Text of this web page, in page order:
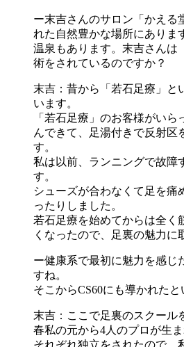
ー末吉さんのサロン「かえる
れた自然豊かな場所にありま
温泉もあります。末吉さんは
術をされているのですか？
末吉：昔から「若石足療」と
います。
「若石足療」のお客様がい
んできて、足湯付きで反射区
す。
私は以前、ランニングで故障
す。
シューズが合わなくて足を痛
ったりしました。
若石足療を始めてからは全く
くなったので、足裏の魅力に
ー健康系で最初に魅力を感じ
すね。
そこからCS60にも導かれた
末吉：ここで足裏のスクール
春私の元から4人のプロが生ま
それぞれ独立をされたので、